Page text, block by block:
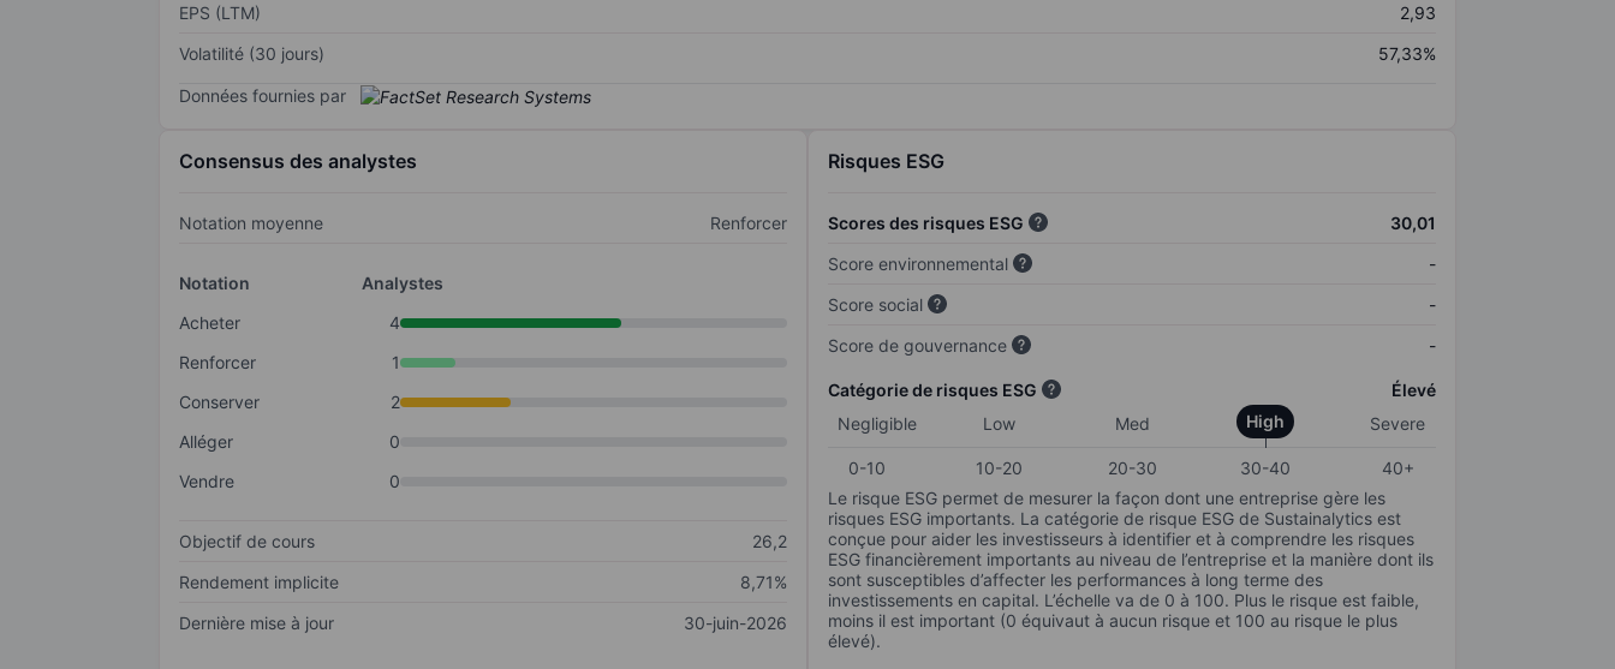
EPS (LTM)
2,93
Volatilité (30 jours)
57,33%
Données fournies par
Consensus des analystes
Notation moyenne Renforcer
Notation
Analystes
Acheter
4
Renforcer
1
Conserver
2
Alléger
0
Vendre
0
Objectif de cours
26,2
Rendement implicite
8,71%
Dernière mise à jour
30-juin-2026
Risques ESG
Scores des risques ESG
30,01
Score environnemental
-
Score social
-
Score de gouvernance
-
Catégorie de risques ESG
Élevé
Negligible
Low Med High Severe
0-10 10-20 20-30 30-40
40+
Le risque ESG permet de mesurer la façon dont une entreprise gère les
risques ESG importants. La catégorie de risque ESG de Sustainalytics est
conçue pour aider les investisseurs à identifier et à comprendre les risques
ESG financièrement importants au niveau de l’entreprise et la manière dont ils
sont susceptibles d’affecter les performances à long terme des
investissements en capital. L’échelle va de 0 à 100. Plus le risque est faible,
moins il est important (0 équivaut à aucun risque et 100 au risque le plus
élevé).